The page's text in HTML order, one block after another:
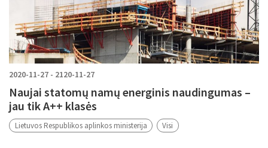
2020-11-27 - 2120-11-27
Naujai statomų namų energinis naudingumas –
jau tik A++ klasės
Lietuvos Respublikos aplinkos ministerija Visi